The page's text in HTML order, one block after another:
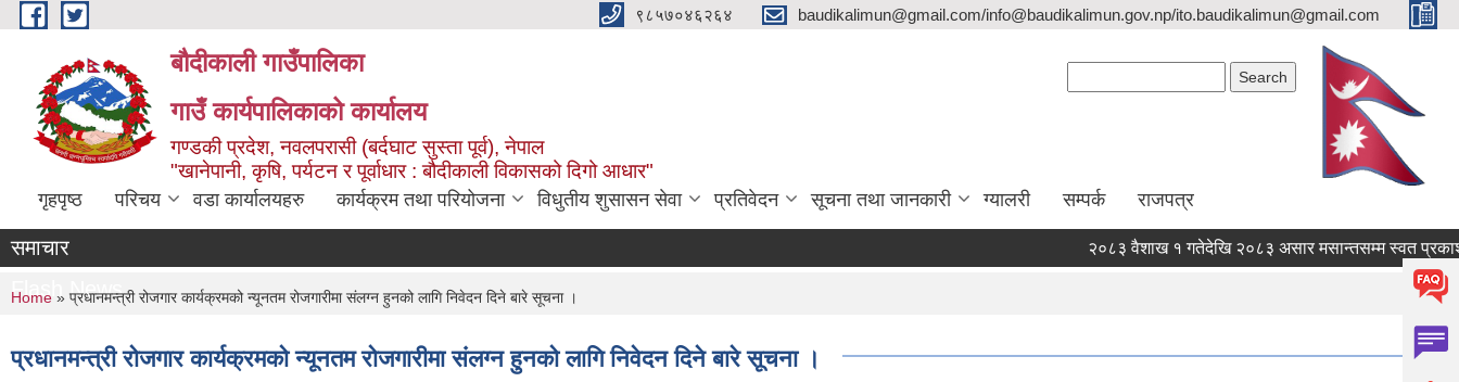
Skip to main content ९८५७०४६२६४ baudikalimun@gmail.com/info@baudikalimun.gov.np/ito.baudikalimun@gmail.com
बौदीकाली गाउँपालिका
गाउँ कार्यपालिकाको कार्यालय
गण्डकी प्रदेश, नवलपरासी (बर्दघाट सुस्ता पूर्व), नेपाल
"खानेपानी, कृषि, पर्यटन र पूर्वाधार : बौदीकाली विकासको दिगो आधार"
गृहपृष्ठ परिचय वडा कार्यालयहरु कार्यक्रम तथा परियोजना विधुतीय शुसासन सेवा प्रतिवेदन सूचना तथा जानकारी ग्यालरी सम्पर्क राजपत्र
समाचार २०८३ वैशाख १ गतेदेखि २०८३ असार मसान्तसम्म स्वत
Flash News २०८३ वैशाख १ गतेदेखि २०८३ असार मसान्तसम्म स्वत
You are here
Home » प्रधानमन्त्री रोजगार कार्यक्रमको न्यूनतम रोजगारीमा संलग्न हुनको लागि निवेदन दिने बारे सूचना ।
प्रधानमन्त्री रोजगार कार्यक्रमको न्यूनतम रोजगारीमा संलग्न हुनको लागि निवेदन दिने बारे सूचना ।